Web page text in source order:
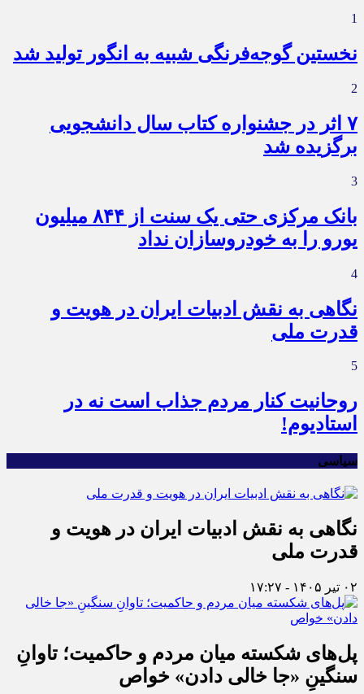
1
نخستین گوجه‌فرنگی شبیه به انگور تولید شد
2
۷ اثر در جشنواره کتاب سال دانشجویی
برگزیده شد
3
بانک مرکزی حتی یک سنت از ۸۴۴ میلیون
یورو را به خودروسازان نداد
4
نگاهی به نقش ادبیات ایران در هویت و
قدرت ملی
5
روحانیت کنار مردم جذاب است نه در
استادیوم!
سیاسی
نگاهی به نقش ادبیات ایران در هویت و
قدرت ملی
۰۲ تیر ۱۴۰۵ - ۱۷:۲۷
پل‌های شکسته میان مردم و حاکمیت؛ تاوانِ
سنگینِ «جا خالی دادن» خواص